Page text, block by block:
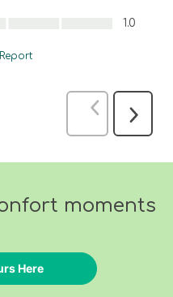
moments
Here
1.0
Report
Previous
Next
Reviews